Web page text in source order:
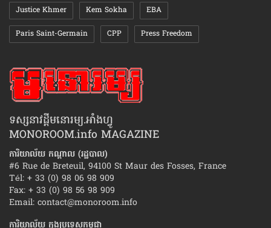
Justice Khmer Kem Sokha EBA
Paris Saint-Germain CPP Press Freedom
ទស្សនាវដ្ដីមនោរម្យ.អាំងហ្វូ
MONOROOM.info MAGAZINE
ការិយាល័យ កណ្ដាល (រដ្ឋបាល)
#6 Rue de Breteuil, 94100 St Maur des Fosses, France
Tél: + 33 (0) 98 06 98 909
Fax: + 33 (0) 98 56 98 909
Email: contact@monoroom.info
ការិយាល័យ ក្នុង​ប្រទេស​កម្ពុជា